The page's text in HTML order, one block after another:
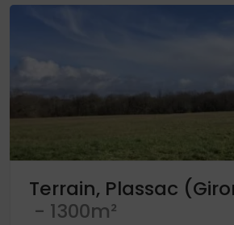
Terrain, Plassac
- 1300m²